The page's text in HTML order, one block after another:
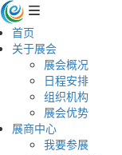
首页
关于展会
展会概况
日程安排
组织机构
展会优势
展商中心
我要参展